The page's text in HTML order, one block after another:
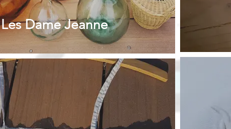
Les Dame Jeanne